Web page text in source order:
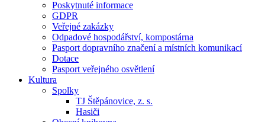
Poskytnuté informace
GDPR
Veřejné zakázky
Odpadové hospodářství, kompostárna
Pasport dopravního značení a místních komunikací
Dotace
Pasport veřejného osvětlení
Kultura
Spolky
TJ Štěpánovice, z. s.
Hasiči